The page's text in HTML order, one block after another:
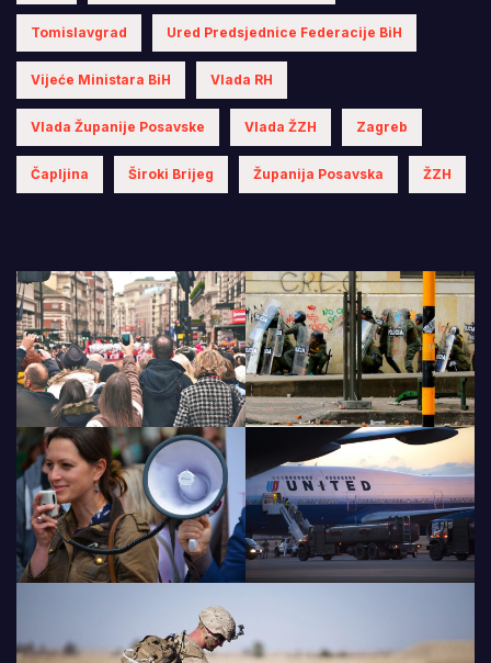
Tomislavgrad Ured Predsjednice Federacije BiH
Vijeće Ministara BiH Vlada RH
Vlada Županije Posavske Vlada ŽZH Zagreb
Čapljina Široki Brijeg Županija Posavska ŽZH